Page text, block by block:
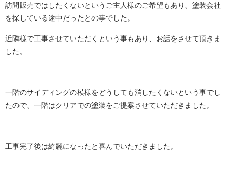
訪問販売ではしたくないというご主人様のご希望もあり、塗装会社
を探している途中だったとの事でした。
近隣様で工事させていただくという事もあり、お話をさせて頂きま
した。
一階のサイディングの模様をどうしても消したくないという事でし
たので、一階はクリアでの塗装をご提案させていただきました。
工事完了後は綺麗になったと喜んでいただきました。